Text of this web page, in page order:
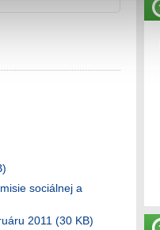
sociálnej a
2011 (30 KB)